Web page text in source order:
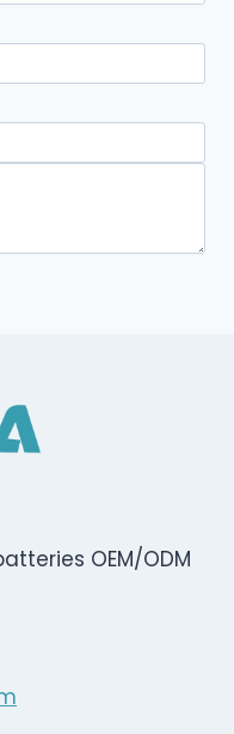
OEM/ODM